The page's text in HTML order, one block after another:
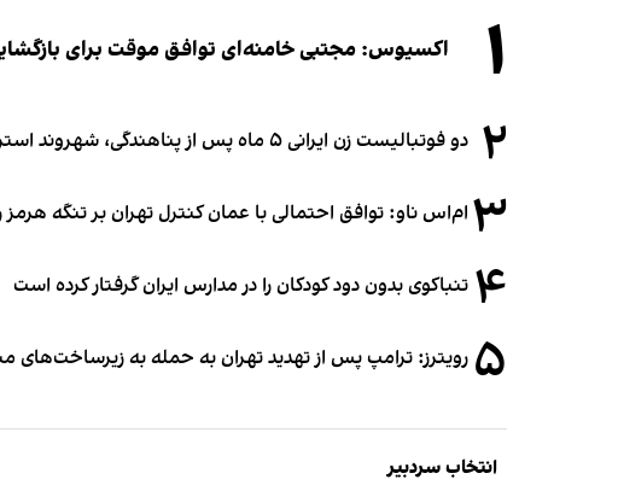
۱ اکسیوس: مجتبی خامنه‌ای توافق موقت برای
۲ دو فوتبالیست زن ایرانی ۵ ماه پس از پناهندگی، شهروند استرالیا شدند
۳ ام‌اس ناو: توافق احتمالی با عمان کنترل تهران بر تنگه
۴ تنباکوی بدون دود کودکان را در مدارس ایران گرفتار کرده است
۵ رویترز: ترامپ پس از تهدید تهران به حمله به زیرساخت‌های
انتخاب سردبیر